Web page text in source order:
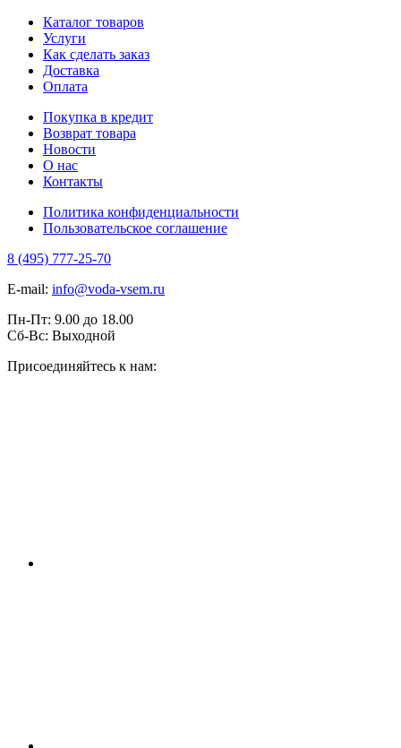
Каталог товаров
Услуги
Как сделать заказ
Доставка
Оплата
Покупка в кредит
Возврат товара
Новости
О нас
Контакты
Политика конфиденциальности
Пользовательское соглашение
8 (495) 777-25-70
E-mail: info@voda-vsem.ru
Пн-Пт: 9.00 до 18.00
Сб-Вс: Выходной
Присоединяйтесь к нам: